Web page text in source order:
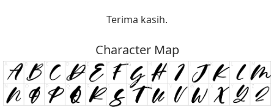
Terima kasih.
Character Map